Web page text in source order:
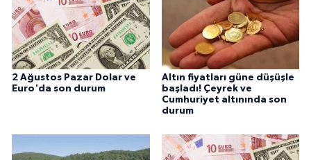
2 Ağustos Pazar Dolar ve
Euro'da son durum
Altın fiyatları güne düşüşle
başladı! Çeyrek ve
Cumhuriyet altınında son
durum